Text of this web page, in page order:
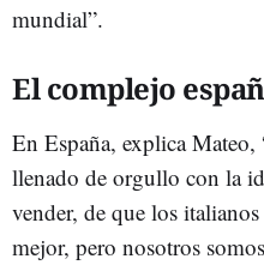
mundial”.
El complejo
En España, explica
llenado de orgullo con la
vender, de que los
mejor, pero nosotros